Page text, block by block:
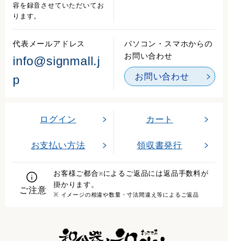
容を録音させていただいてお
ります。
代表メールアドレス
info@signmall.j
p
パソコン・スマホからの
お問い合わせ
お問い合わせ
ログイン カート
お支払い方法 領収書発行
ご注意
お客様ご都合※によるご返品には返品手数料が
掛かります。
※ イメージの相違や数量・寸法間違え等によるご返品